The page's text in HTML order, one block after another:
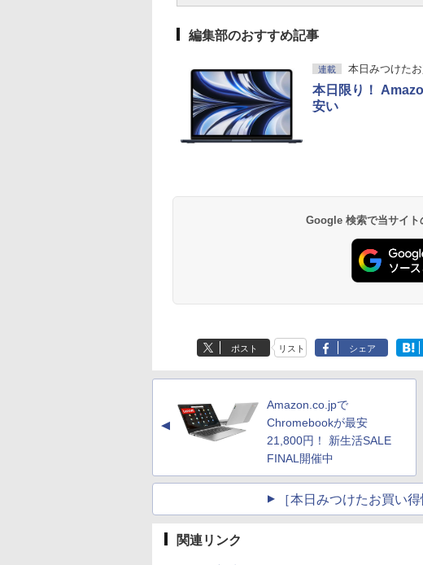
編集部のおすすめ記事
連載 本日みつけた
本日限り！
安い
Google 検索で当サイト
ポスト リスト シェア
▲
Amazon.co.jpで
Chromebookが最安
21,800円！ 新生活SALE
FINAL開催中
［本日みつけたお買い
関連リンク